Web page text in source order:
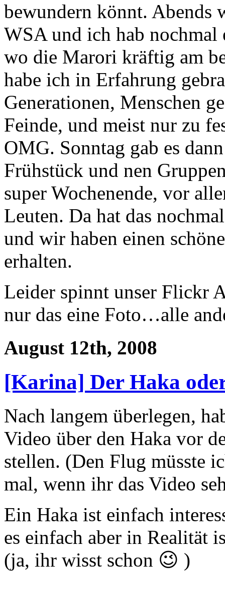
bewundern könnt. Abends
WSA und ich hab
wo die Marori kräftig am
habe ich in Erfahrung
Generationen, Menschen
Feinde, und meist nur zu
OMG. Sonntag gab es
Frühstück und nen
super Wochenende, vor
Leuten. Da hat das
und wir haben einen
erhalten.
Leider spinnt unser Flickr
nur das eine Foto…alle
August 12th, 2008
[Karina] Der Haka
Nach langem überlegen,
Video über den Haka vor
stellen. (Den Flug müsste
mal, wenn ihr das Video
Ein Haka ist einfach
es einfach aber in Realität
(ja, ihr wisst schon 😉 )